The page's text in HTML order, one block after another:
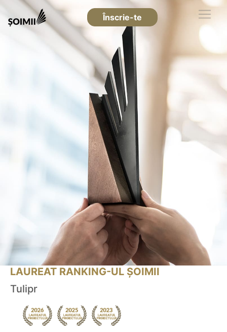
Înscrie-te
LAUREAT RANKING-UL ȘOIMII
Tulipr